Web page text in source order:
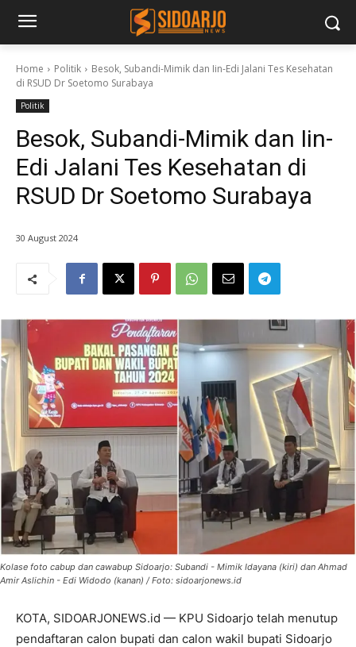
Home Politik
Besok, Subandi-Mimik dan Iin-Edi Jalani Tes Kesehatan
di RSUD Dr Soetomo Surabaya
Politik
Besok, Subandi-Mimik dan Iin-
Edi Jalani Tes Kesehatan di
RSUD Dr Soetomo Surabaya
30 August 2024
Kolase foto cabup dan cawabup Sidoarjo: Subandi - Mimik Idayana (kiri) dan Ahmad
Amir Aslichin - Edi Widodo (kanan) / Foto: sidoarjonews.id
KOTA, SIDOARJONEWS.id — KPU Sidoarjo telah menutup
pendaftaran calon bupati dan calon wakil bupati Sidoarjo